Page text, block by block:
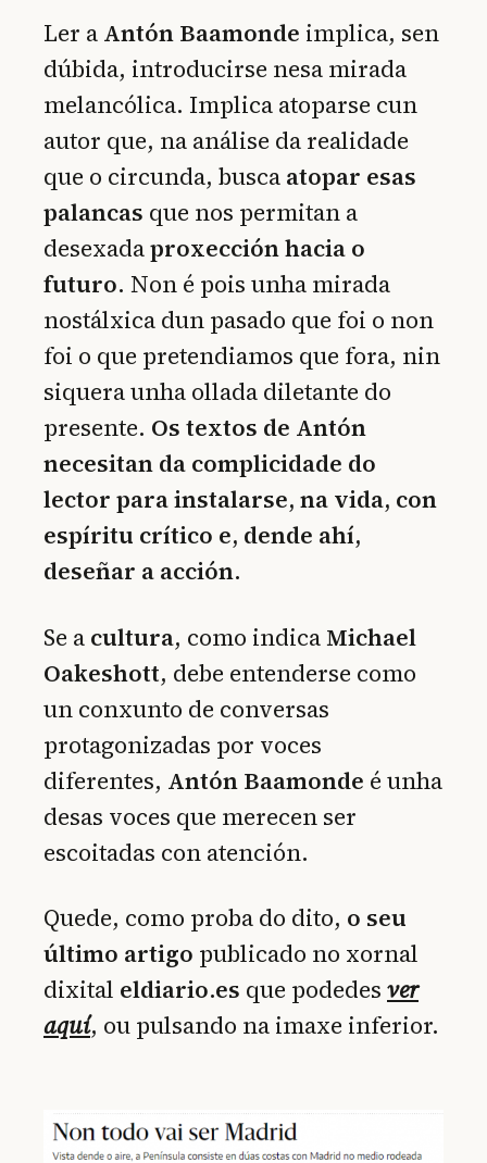
Ler a Antón Baamonde implica, sen
dúbida, introducirse nesa mirada
melancólica. Implica atoparse cun
autor que, na análise da realidade
que o circunda, busca atopar esas
palancas que nos permitan a
desexadaproxección hacia o
futuro. Non é pois unha mirada
nostálxica dun pasado que foi o non
foi o que pretendiamos que fora, nin
siquera unha ollada diletante do
presente. Os textos de Antón
necesitan da complicidade do
lector para instalarse, na vida, con
espíritu crítico e, dende ahí,
deseñar a acción.
Se a cultura, como indicaMichael
Oakeshott, debe entenderse como
un conxunto de conversas
protagonizadas por voces
diferentes, Antón Baamonde é unha
desas voces que merecen ser
escoitadas con atención.
Quede, como proba do dito, o seu
último artigo publicado no xornal
dixital eldiario.es que podedes ver
aquí, ou pulsando na imaxe inferior.